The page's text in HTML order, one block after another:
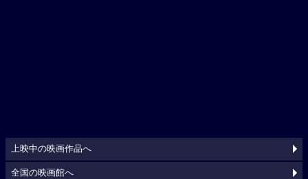
上映中の映画作品へ
全国の映画館へ